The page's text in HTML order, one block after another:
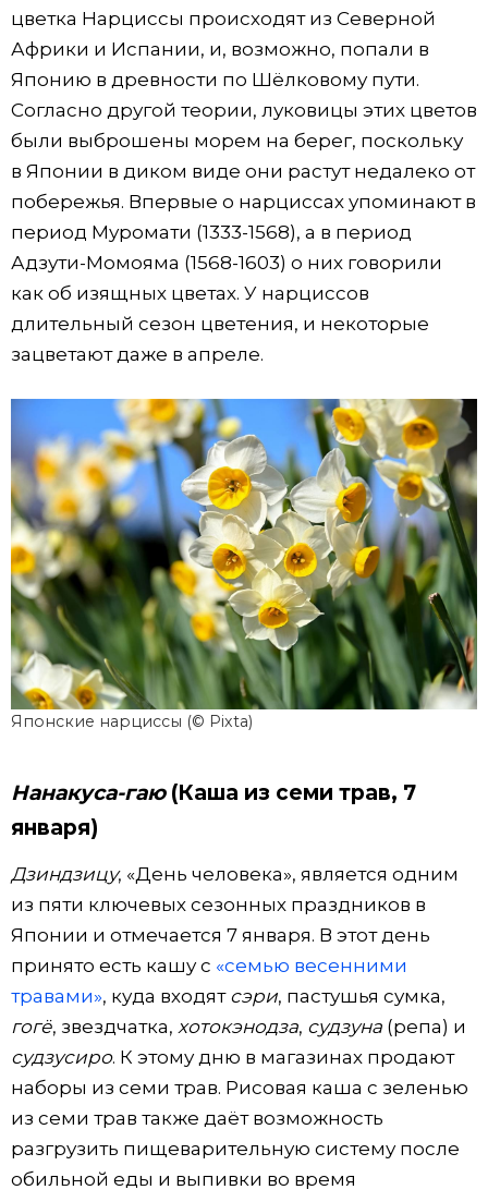
цветка Нарциссы происходят из Северной
Африки и Испании, и, возможно, попали в
Японию в древности по Шёлковому пути.
Согласно другой теории, луковицы этих цветов
были выброшены морем на берег, поскольку
в Японии в диком виде они растут недалеко от
побережья. Впервые о нарциссах упоминают в
период Муромати (1333-1568), а в период
Адзути-Момояма (1568-1603) о них говорили
как об изящных цветах. У нарциссов
длительный сезон цветения, и некоторые
зацветают даже в апреле.
Японские нарциссы (© Pixta)
Нанакуса-гаю(Каша из семи трав, 7
января)
Дзиндзицу, «День человека», является одним
из пяти ключевых сезонных праздников в
Японии и отмечается 7 января. В этот день
принято есть кашу с «семью весенними
травами», куда входят сэри, пастушья сумка,
гогё, звездчатка, хотокэнодза, судзуна(репа) и
судзусиро. К этому дню в магазинах продают
наборы из семи трав. Рисовая каша с зеленью
из семи трав также даёт возможность
разгрузить пищеварительную систему после
обильной еды и выпивки во время